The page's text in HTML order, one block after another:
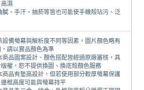
濕
、手汗、抽菸等皆也可能使手機殼玷污、泛
備螢幕與解析度不同等因素，圖片顏色略有
請以實品顏色為準
品圖案設計、顏色搭配皆經過原廠審核，具
權，恕不提供換圖、換底殼顏色服務
品有墊高設計，但若使用部分較厚螢幕保護
框高度可能與螢幕持平